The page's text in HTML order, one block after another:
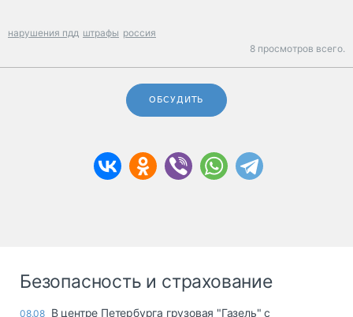
нарушения пдд штрафы россия
8 просмотров всего.
ОБСУДИТЬ
Безопасность и страхование
08.08 В центре Петербурга грузовая "Газель" с